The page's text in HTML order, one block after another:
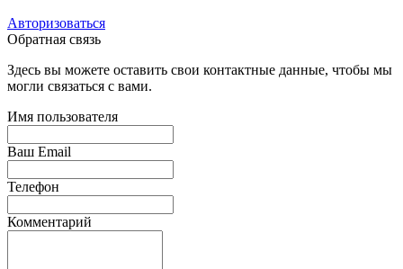
Авторизоваться
Обратная связь
Здесь вы можете оставить свои контактные данные, чтобы мы
могли связаться с вами.
Имя пользователя
Ваш Email
Телефон
Комментарий